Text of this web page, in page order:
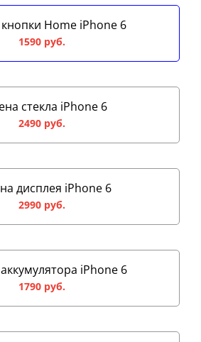
Home iPhone 6
1590 руб.
стекла iPhone 6
2490 руб.
дисплея iPhone 6
2990 руб.
iPhone 6
1790 руб.